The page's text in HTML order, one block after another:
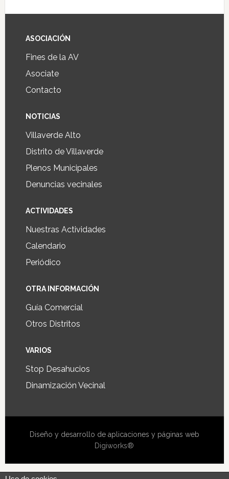
ASOCIACIÓN
Fines de la AV
Asociate
Contacto
NOTICIAS
Villaverde Alto
Distrito de Villaverde
Plenos Municipales
Denuncias vecinales
ACTIVIDADES
Nuestras Actividades
Calendario
Periódico
OTRA INFORMACIÓN
Guía Comercial
Otros Distritos
VARIOS
Stop Desahucios
Dinamización Vecinal
Diseño y desarrollo de aplicaciones y páginas web
Digiworks®